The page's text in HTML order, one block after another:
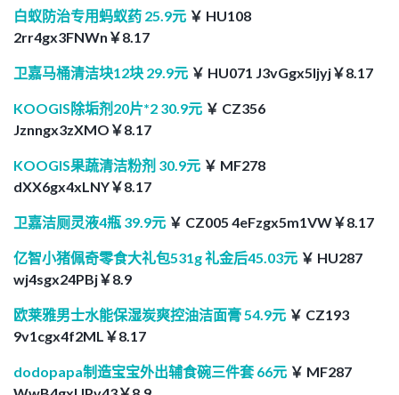
白蚁防治专用蚂蚁药 25.9元 ￥ HU108
2rr4gx3FNWn￥8.17
卫嘉马桶清洁块12块 29.9元 ￥ HU071 J3vGgx5Ijyj￥8.17
KOOGIS除垢剂20片*2 30.9元 ￥ CZ356
Jznngx3zXMO￥8.17
KOOGIS果蔬清洁粉剂 30.9元 ￥ MF278
dXX6gx4xLNY￥8.17
卫嘉洁厕灵液4瓶 39.9元 ￥ CZ005 4eFzgx5m1VW￥8.17
亿智小猪佩奇零食大礼包531g 礼金后45.03元 ￥ HU287
wj4sgx24PBj￥8.9
欧莱雅男士水能保湿炭爽控油洁面膏 54.9元 ￥ CZ193
9v1cgx4f2ML￥8.17
dodopapa制造宝宝外出辅食碗三件套 66元 ￥ MF287